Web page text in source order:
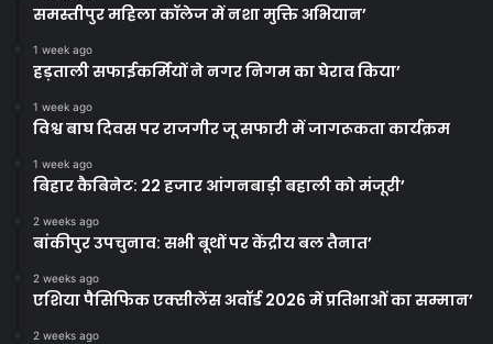
समस्तीपुर महिला कॉलेज में नशा मुक्ति अभियान’
1 week ago
हड़ताली सफाईकर्मियों ने नगर निगम का घेराव किया’
1 week ago
विश्व बाघ दिवस पर राजगीर जू सफारी में जागरूकता कार्यक्रम
1 week ago
बिहार कैबिनेट: 22 हजार आंगनबाड़ी बहाली को मंजूरी’
2 weeks ago
बांकीपुर उपचुनाव: सभी बूथों पर केंद्रीय बल तैनात’
2 weeks ago
एशिया पैसिफिक एक्सीलेंस अवॉर्ड 2026 में प्रतिभाओं का सम्मान’
2 weeks ago